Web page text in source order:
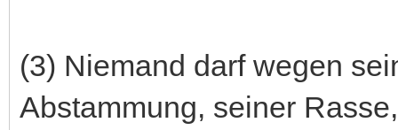
(3) Niemand darf wegen
Abstammung, seiner